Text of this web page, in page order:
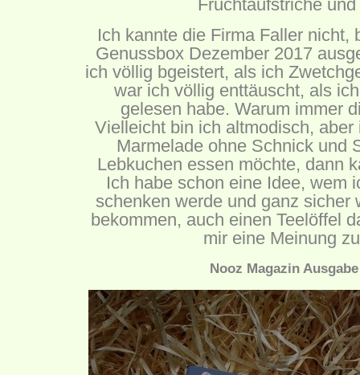
Fruchtaufstriche
Ich kannte die Firma Faller nicht,
Genussbox Dezember 2017
ich völlig bgeistert, als ich
war ich völlig enttäuscht, als
gelesen habe. Warum immer
Vielleicht bin ich altmodisch,
Marmelade ohne Schnick und
Lebkuchen essen möchte, dann
Ich habe schon eine Idee, wem
schenken werde und ganz sicher
bekommen, auch einen Teelöffel
mir eine Meinung
Nooz Magazin Ausgabe